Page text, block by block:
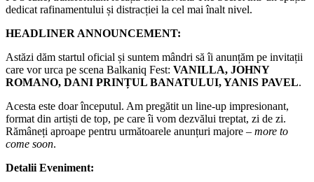
dedicat rafinamentului și distracției la cel mai înalt nivel.
HEADLINER ANNOUNCEMENT:
Astăzi dăm startul oficial și suntem mândri să îi anunțăm pe invitații
care vor urca pe scena Balkaniq Fest: VANILLA, JOHNY
ROMANO, DANI PRINȚUL BANATULUI, YANIS PAVEL.
Acesta este doar începutul. Am pregătit un line-up impresionant,
format din artiști de top, pe care îi vom dezvălui treptat, zi de zi.
Rămâneți aproape pentru următoarele anunțuri majore – more to
come soon.
Detalii Eveniment: